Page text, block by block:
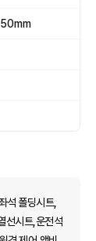
석 폴딩시트,
선시트,운전석